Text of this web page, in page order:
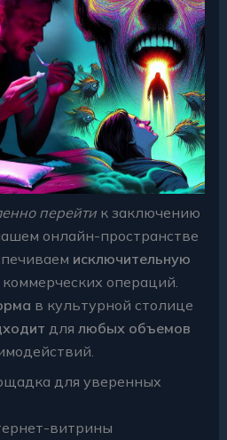
перейтик заключению
онлайн-пространстве
исключительную
операций.
в культурной столице
для любых объемов
для уверенных
витрины